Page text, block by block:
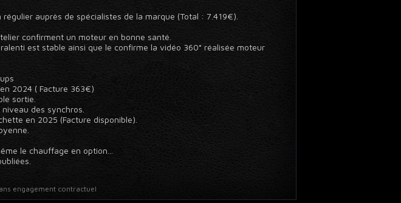
auprès de spécialistes de la marque (Total : 7.419€).
confirment un moteur en bonne santé.
est stable ainsi que le confirme la vidéo 360° réalisée moteur
2024 ( Facture 363€)
sortie.
des synchros.
en 2025 (Facture disponible).
le chauffage en option...
engagement contractuel